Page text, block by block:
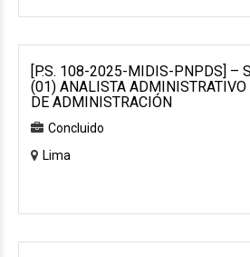
[P.S. 108-2025-MIDIS-PNPDS] –
(01) ANALISTA
DE ADMINISTRACIÓN
Concluido
Lima